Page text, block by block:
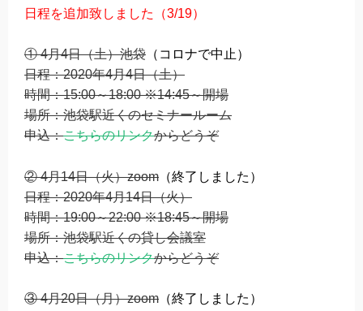
日程を追加致しました（3/19）
① 4月4日（土）池袋 （コロナで中止）
日程：2020年4月4日（土）
時間：15:00～18:00 ※14:45～開場
場所：池袋駅近くのセミナールーム
申込：こちらのリンクからどうぞ
② 4月14日（火）zoom （終了しました）
日程：2020年4月14日（火）
時間：19:00～22:00 ※18:45～開場
場所：池袋駅近くの貸し会議室
申込：こちらのリンクからどうぞ
③ 4月20日（月）zoom （終了しました）